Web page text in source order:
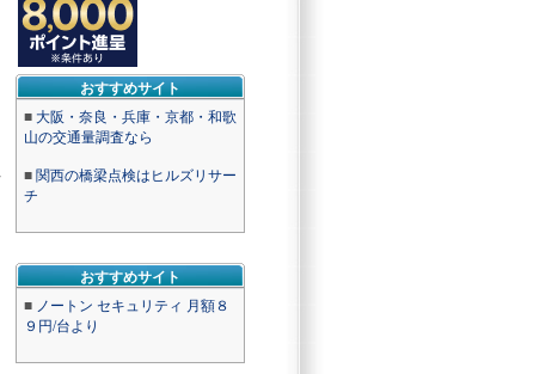
おすすめサイト
■ 大阪・奈良・兵庫・京都・和歌
山の交通量調査なら
■ 関西の橋梁点検はヒルズリサー
チ
おすすめサイト
■ ノートン セキュリティ 月額８
９円/台より